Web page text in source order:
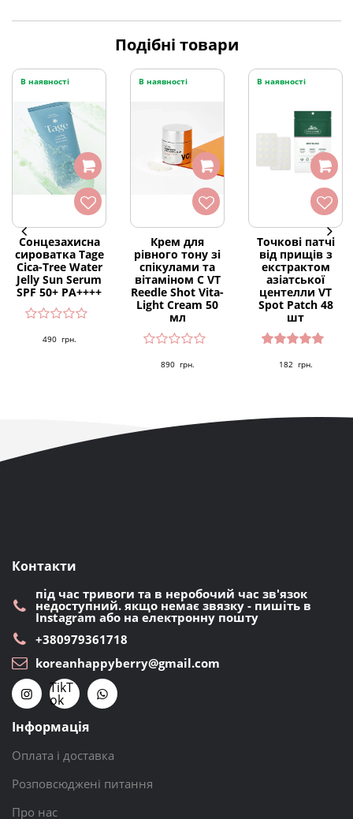
Подібні товари
В наявності
Сонцезахисна
сироватка Tage
Cica-Tree Water
Jelly Sun Serum
SPF 50+ PA++++
490 грн.
В наявності
Крем для
рівного тону зі
спікулами та
вітаміном С VT
Reedle Shot Vita-
Light Cream 50
мл
890 грн.
В наявності
Точкові патчі
від прищів з
екстрактом
азіатської
центелли VT
Spot Patch 48
шт
5.00з 5
182 грн.
Контакти
під час тривоги та в неробочий час зв'язок
недоступний. якщо немає звязку - пишіть в
Instagram або на електронну пошту
+380979361718
koreanhappyberry@gmail.com
TikT
ok
Інформація
Оплата і доставка
Розповсюджені питання
Про нас